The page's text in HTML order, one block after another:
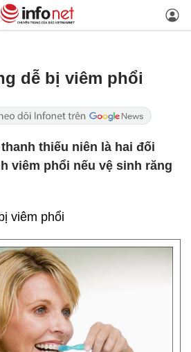
dễ bị viêm phổi
thiếu niên là hai đối
viêm phổi nếu vệ sinh răng
viêm phổi